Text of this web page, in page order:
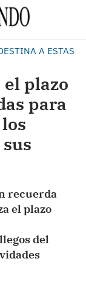
A ESTAS
el plazo
para
recuerda
el plazo
del